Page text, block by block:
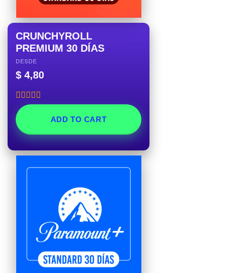
CRUNCHYROLL
PREMIUM 30 DÍAS
DESDE
$ 4,80
Rated5.00
out of 5
ADD TO CART